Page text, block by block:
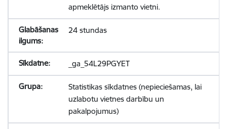
apmeklētājs izmanto vietni.
24 stundas
_ga_54L29PGYET
Statistikas sīkdatnes (nepieciešamas, lai
uzlabotu vietnes darbību un
pakalpojumus)